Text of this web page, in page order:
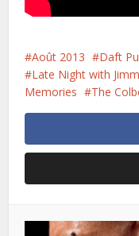
Août 2013 Daft
Late Night with
Memories
The